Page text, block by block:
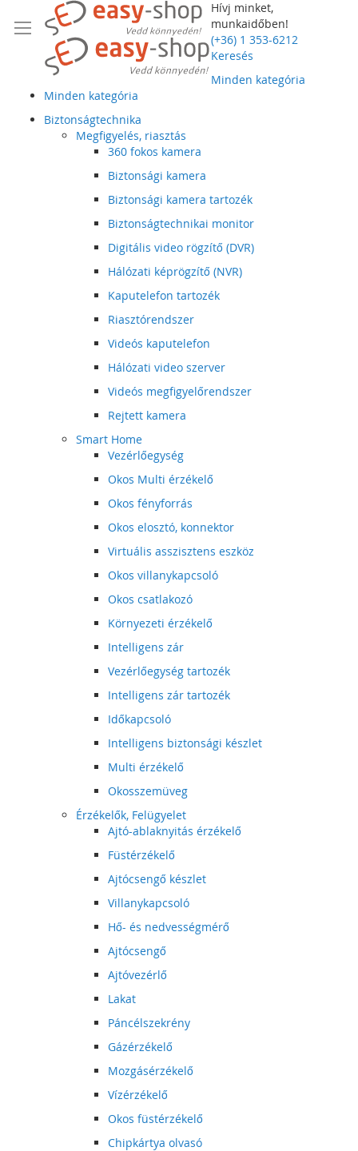
Hívj minket,
munkaidőben!
(+36) 1 353-6212
Keresés
Minden kategória
Minden kategória
Biztonságtechnika
Megfigyelés, riasztás
360 fokos kamera
Biztonsági kamera
Biztonsági kamera tartozék
Biztonságtechnikai monitor
Digitális video rögzítő (DVR)
Hálózati képrögzítő (NVR)
Kaputelefon tartozék
Riasztórendszer
Videós kaputelefon
Hálózati video szerver
Videós megfigyelőrendszer
Rejtett kamera
Smart Home
Vezérlőegység
Okos Multi érzékelő
Okos fényforrás
Okos elosztó, konnektor
Virtuális asszisztens eszköz
Okos villanykapcsoló
Okos csatlakozó
Környezeti érzékelő
Intelligens zár
Vezérlőegység tartozék
Intelligens zár tartozék
Időkapcsoló
Intelligens biztonsági készlet
Multi érzékelő
Okosszemüveg
Érzékelők, Felügyelet
Ajtó-ablaknyitás érzékelő
Füstérzékelő
Ajtócsengő készlet
Villanykapcsoló
Hő- és nedvességmérő
Ajtócsengő
Ajtóvezérlő
Lakat
Páncélszekrény
Gázérzékelő
Mozgásérzékelő
Vízérzékelő
Okos füstérzékelő
Chipkártya olvasó